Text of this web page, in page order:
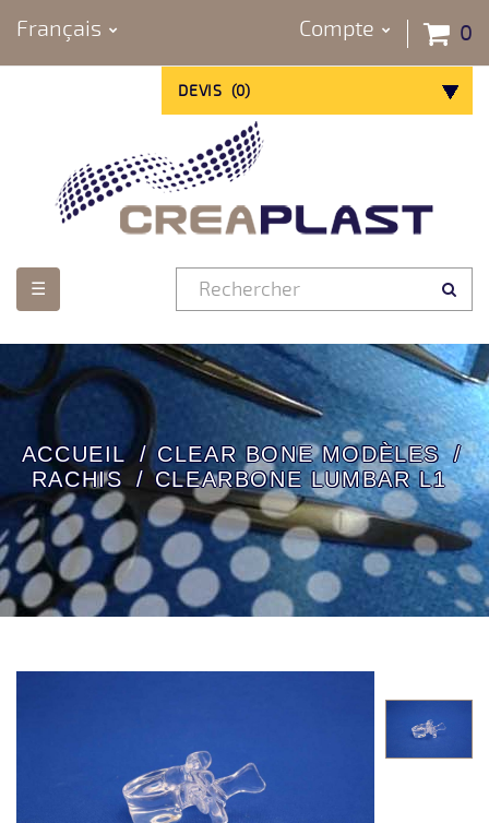
Français 0
Compte
DEVIS (0)
Basculer
☰
ACCUEIL
CLEAR BONE MODÈLES
RACHIS
CLEARBONE LUMBAR L1